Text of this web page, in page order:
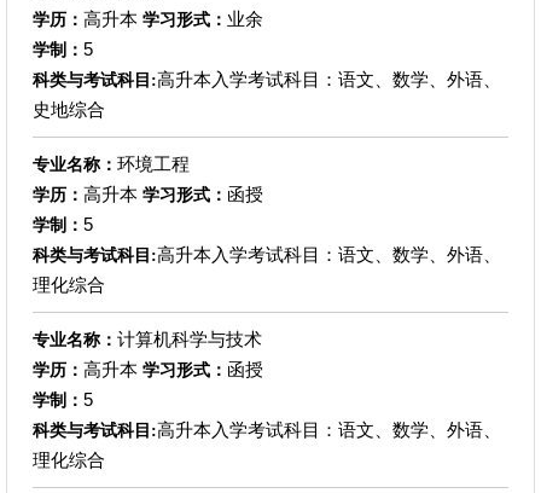
学历： 高升本 学习形式： 业余
学制： 5
科类与考试科目:高升本入学考试科目：语文、数学、外语、
史地综合
专业名称： 环境工程
学历： 高升本 学习形式： 函授
学制： 5
科类与考试科目:高升本入学考试科目：语文、数学、外语、
理化综合
专业名称： 计算机科学与技术
学历： 高升本 学习形式： 函授
学制： 5
科类与考试科目:高升本入学考试科目：语文、数学、外语、
理化综合